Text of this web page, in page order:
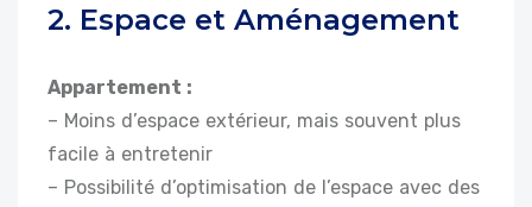
2. Espace et Aménagement
Appartement :
– Moins d’espace extérieur, mais souvent plus
facile à entretenir
– Possibilité d’optimisation de l’espace avec des